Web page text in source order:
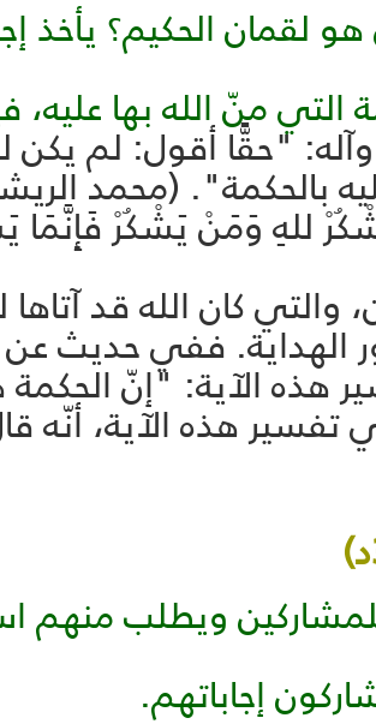
لقمان الحكيم؟ يأخذ
منّ الله بها عليه،
"حقًّا أقول: لم يكن
(محمد الريشهري،
للهِ وَمَنْ يَشْكُرْ
والتي كان الله قد
الهداية. ففي حديث
هذه الآية: "إنّ
تفسير هذه الآية، أنّه
ويطلب منهم
إجاباتهم.